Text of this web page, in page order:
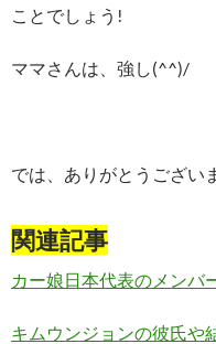
ことでしょう!
ママさんは、強し(^^)/
では、ありがとうござい
関連記事
カー娘日本代表のメンバ
キムウンジョンの彼氏や